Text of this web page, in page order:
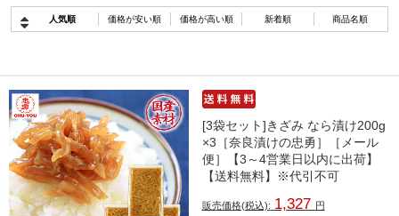
人気順 価格が安い順 価格が高い順 新着順 商品名順
[3袋セット]きざみ なら漬け200g
×3［奈良漬けの忠勇］［メール
便］【3～4営業日以内に出荷】
【送料無料】※代引不可
販売価格(税込): 1,327 円